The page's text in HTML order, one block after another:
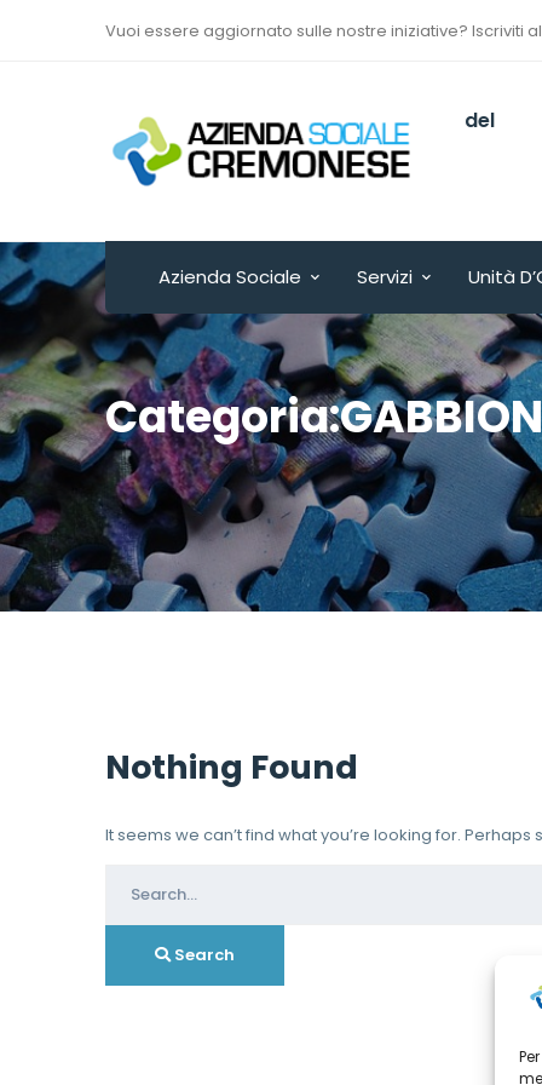
Vuoi essere aggiornato sulle nostre iniziative? Iscriviti
Via Sant’Antonio del
Fuoco n. 9/A
Cremona - ITALY
Azienda Sociale Servizi Unità
Nothing Found
It seems we can’t find what you’re looking for.
for:
Search